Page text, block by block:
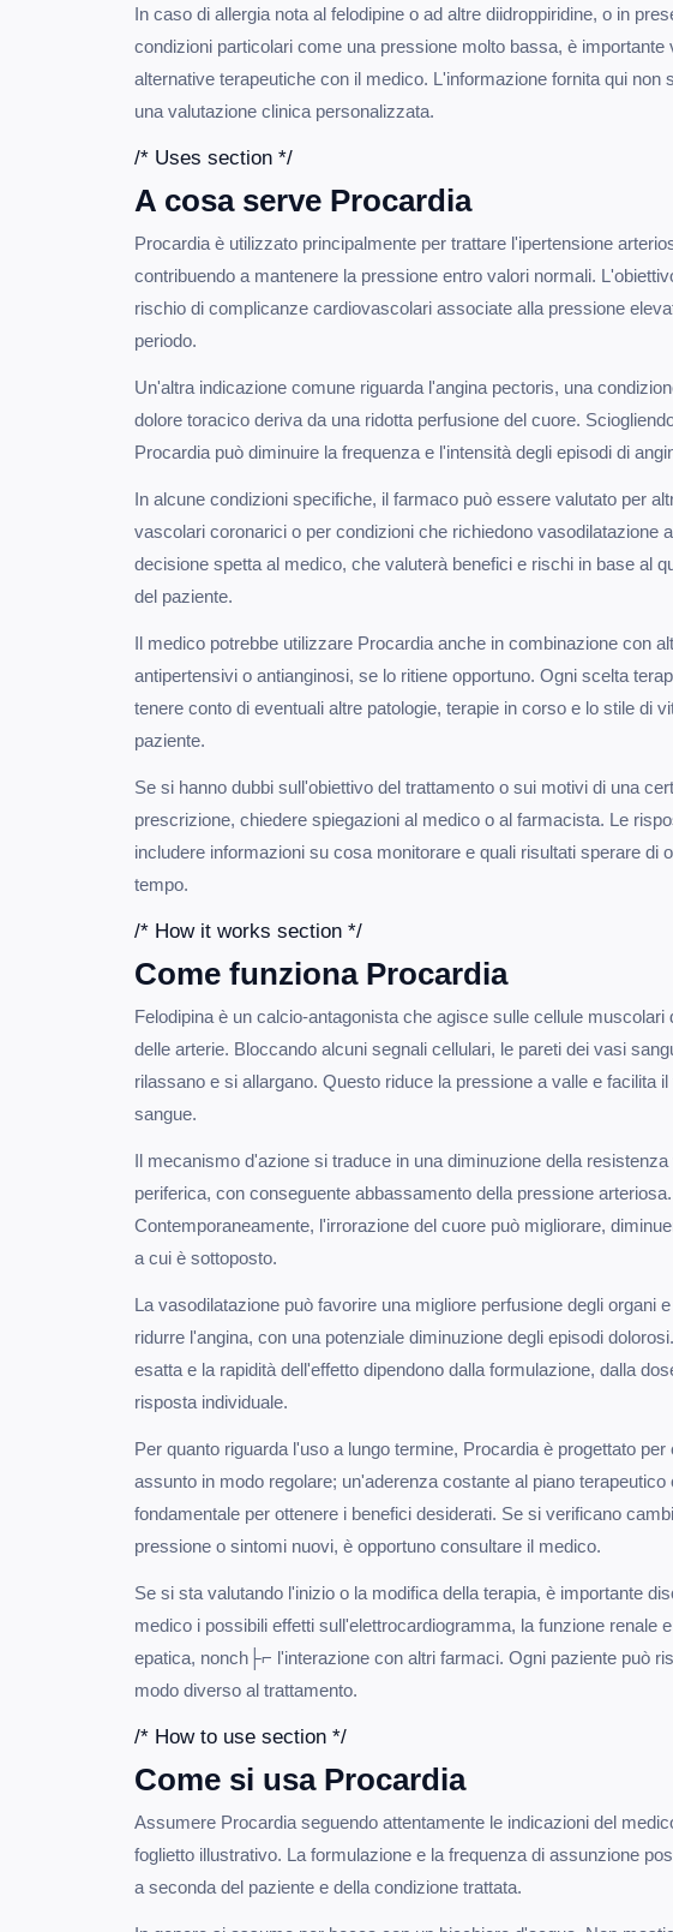
In caso di allergia nota al felodipine o ad altre diidroppiridine, o in
condizioni particolari come una pressione molto bassa, è importante
alternative terapeutiche con il medico. L'informazione fornita qui non
una valutazione clinica personalizzata.
/* Uses section */
A cosa serve Procardia
Procardia è utilizzato principalmente per trattare l'ipertensione
contribuendo a mantenere la pressione entro valori normali.
rischio di complicanze cardiovascolari associate alla pressione
periodo.
Un'altra indicazione comune riguarda l'angina pectoris, una
dolore toracico deriva da una ridotta perfusione del cuore.
Procardia può diminuire la frequenza e l'intensità degli episodi di
In alcune condizioni specifiche, il farmaco può essere valutato per
vascolari coronarici o per condizioni che richiedono vasodilatazione
decisione spetta al medico, che valuterà benefici e rischi in base al
del paziente.
Il medico potrebbe utilizzare Procardia anche in combinazione con
antipertensivi o antianginosi, se lo ritiene opportuno. Ogni scelta
tenere conto di eventuali altre patologie, terapie in corso e lo stile di
paziente.
Se si hanno dubbi sull'obiettivo del trattamento o sui motivi di una
prescrizione, chiedere spiegazioni al medico o al farmacista. Le
includere informazioni su cosa monitorare e quali risultati sperare di
tempo.
/* How it works section */
Come funziona Procardia
Felodipina è un calcio-antagonista che agisce sulle cellule muscolari
delle arterie. Bloccando alcuni segnali cellulari, le pareti dei vasi
rilassano e si allargano. Questo riduce la pressione a valle e facilita
sangue.
Il mecanismo d'azione si traduce in una diminuzione della
periferica, con conseguente abbassamento della pressione arteriosa.
Contemporaneamente, l'irrorazione del cuore può migliorare,
a cui è sottoposto.
La vasodilatazione può favorire una migliore perfusione degli organi
ridurre l'angina, con una potenziale diminuzione degli episodi
esatta e la rapidità dell'effetto dipendono dalla formulazione, dalla
risposta individuale.
Per quanto riguarda l'uso a lungo termine, Procardia è progettato per
assunto in modo regolare; un'aderenza costante al piano terapeutico
fondamentale per ottenere i benefici desiderati. Se si verificano
pressione o sintomi nuovi, è opportuno consultare il medico.
Se si sta valutando l'inizio o la modifica della terapia, è importante
medico i possibili effetti sull'elettrocardiogramma, la funzione renale
epatica, nonch├⌐ l'interazione con altri farmaci. Ogni paziente può
modo diverso al trattamento.
/* How to use section */
Come si usa Procardia
Assumere Procardia seguendo attentamente le indicazioni del
foglietto illustrativo. La formulazione e la frequenza di assunzione
a seconda del paziente e della condizione trattata.